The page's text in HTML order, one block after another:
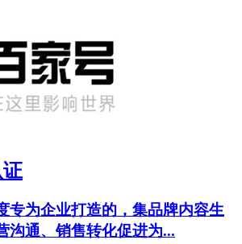
专为企业打造的，集品牌内容生
沟通、销售转化促进为...